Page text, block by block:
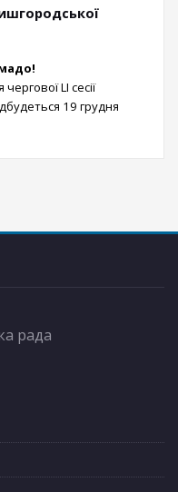
LI сесії
19 грудня
рада